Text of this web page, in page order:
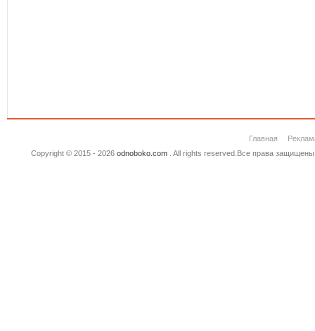
Главная
Copyright © 2015 - 2026 odnoboko.com. All rights reserved.Все права защищены.